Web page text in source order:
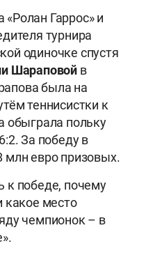
«Ролан Гаррос» и
турнира
одиночке спустя
Шараповой в
была на
теннисистки к
обыграла польку
За победу в
млн евро призовых.
к победе, почему
какое место
чемпионок – в